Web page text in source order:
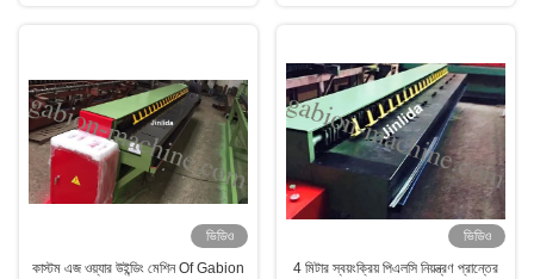
ভিডিও
কাস্টম এজ ওয়্যার উইন্ডিং মেশিন Of Gabion
ভিডিও
4 মিটার স্বয়ংক্রিয় পিএলসি নিয়ন্ত্রণ প্রান্তের